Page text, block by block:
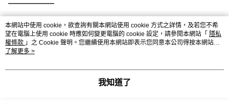
熱門標籤
本網站中使用 cookie，欲查詢有關本網站使用 cookie 方式之詳情，及若您不希
望在電腦上使用 cookie 時應如何變更電腦的 cookie 設定，請參閱本網站「 隱私
權條款 」之 Cookie 聲明。您繼續使用本網站即表示您同意本公司得按本網站使
用條款之 Cookie 聲明使用 cookie。
了解更多 >
我知道了